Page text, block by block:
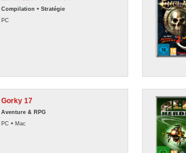
Compilation • Stratégie
PC
Gorky 17
Aventure & RPG
PC • Mac